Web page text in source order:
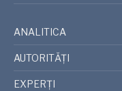
ANALITICA
AUTORITĂȚI
EXPERȚI